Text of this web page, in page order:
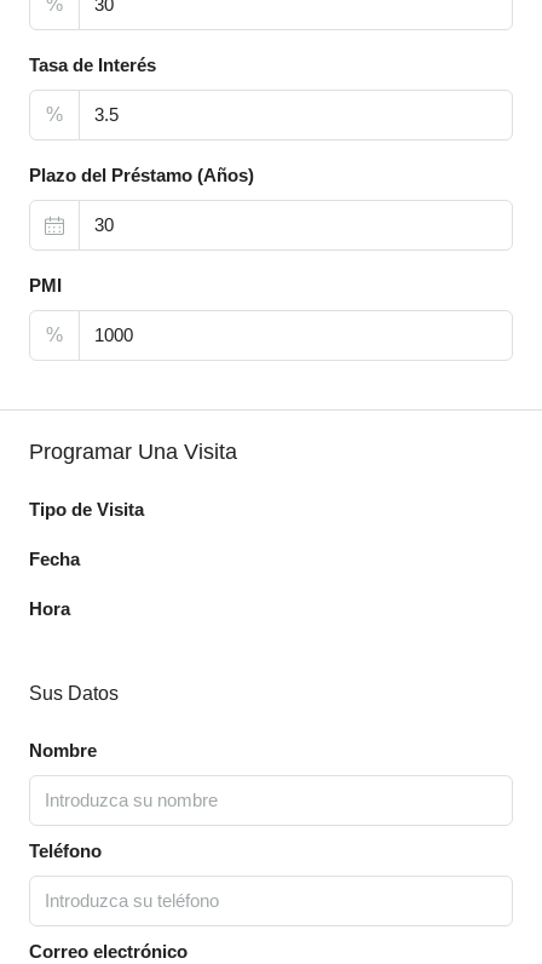
%
Tasa de Interés
%
Plazo del Préstamo (Años)
PMI
%
Programar Una Visita
Tipo de Visita
Fecha
Hora
Sus Datos
Nombre
Teléfono
Correo electrónico